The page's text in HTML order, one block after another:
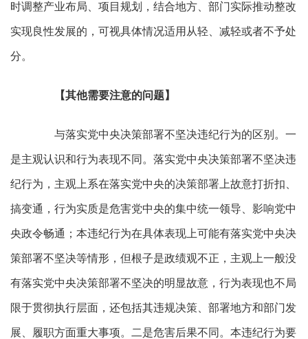
时调整产业布局、项目规划，结合地方、部门实际推动整改
实现良性发展的，可视具体情况适用从轻、减轻或者不予处
分。
【其他需要注意的问题】
与落实党中央决策部署不坚决违纪行为的区别。一
是主观认识和行为表现不同。落实党中央决策部署不坚决违
纪行为，主观上系在落实党中央的决策部署上故意打折扣、
搞变通，行为实质是危害党中央的集中统一领导、影响党中
央政令畅通；本违纪行为在具体表现上可能有落实党中央决
策部署不坚决等情形，但根子是政绩观不正，主观上一般没
有落实党中央决策部署不坚决的明显故意，行为表现也不局
限于贯彻执行层面，还包括其违规决策、部署地方和部门发
展、履职方面重大事项。二是危害后果不同。本违纪行为要